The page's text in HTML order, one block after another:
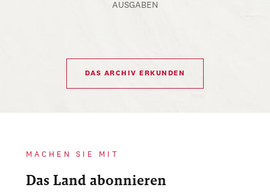
AUSGABEN
DAS ARCHIV ERKUNDEN
MACHEN SIE MIT
Das Land abonnieren